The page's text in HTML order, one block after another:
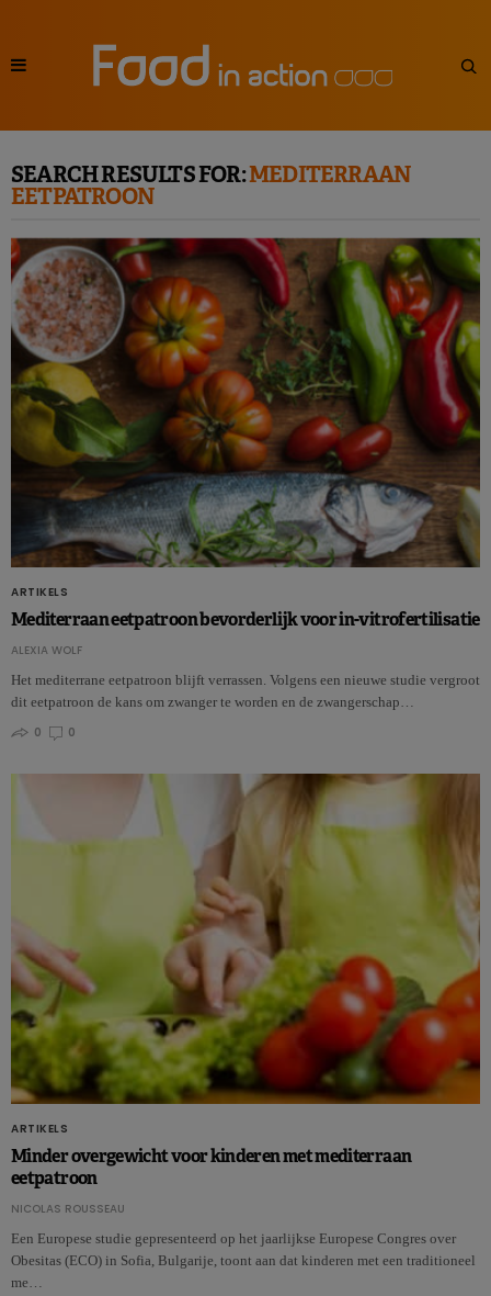
SEARCH RESULTS FOR:MEDITERRAAN
EETPATROON
ARTIKELS
Mediterraan eetpatroon bevorderlijk voor in-vitrofertilisatie
ALEXIA WOLF
Het mediterrane eetpatroon blijft verrassen. Volgens een nieuwe studie vergroot
dit eetpatroon de kans om zwanger te worden en de zwangerschap…
0
0
ARTIKELS
Minder overgewicht voor kinderen met mediterraan
eetpatroon
NICOLAS ROUSSEAU
Een Europese studie gepresenteerd op het jaarlijkse Europese Congres over
Obesitas (ECO) in Sofia, Bulgarije, toont aan dat kinderen met een traditioneel
me…